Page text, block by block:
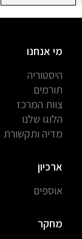
מי אנחנו
היסטוריה
תורמים
צוות המרכז
הלוגו שלנו
מדיה ותקשורת
ארכיון
אוספים
מחקר